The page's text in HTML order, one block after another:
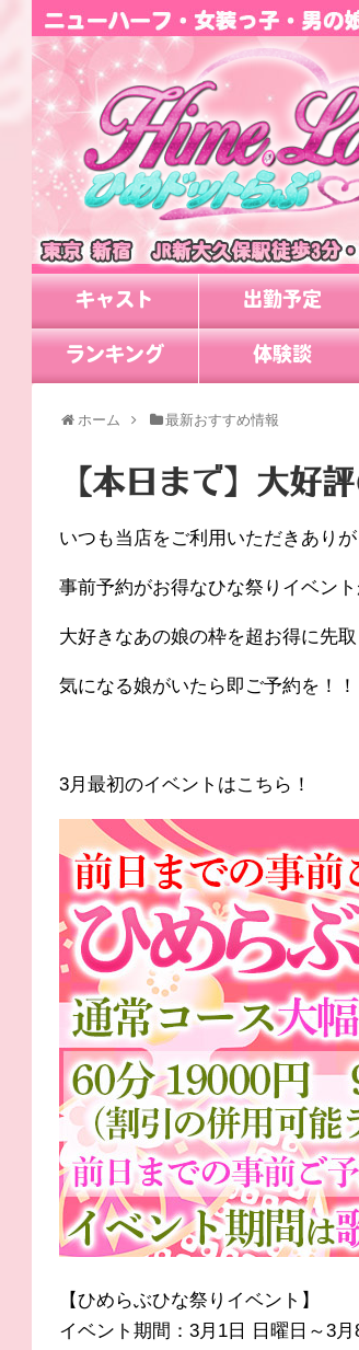
キャスト 出勤予定
ランキング 体験談
ホーム 最新おすすめ情報
【本日まで】大好
いつも当店をご利用いただきありが
事前予約がお得なひな祭りイベント
大好きなあの娘の枠を超お得に先
気になる娘がいたら即ご予約を！！
3月最初のイベントはこちら！
【ひめらぶひな祭りイベント】
イベント期間：3月1日 日曜日～3月